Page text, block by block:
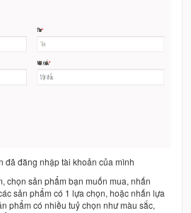
đã đăng nhập tài khoản của mình
chọn sản phẩm bạn muốn mua, nhấn
sản phẩm có 1 lựa chọn, hoặc nhấn lựa
phẩm có nhiều tuỷ chọn như màu sắc,